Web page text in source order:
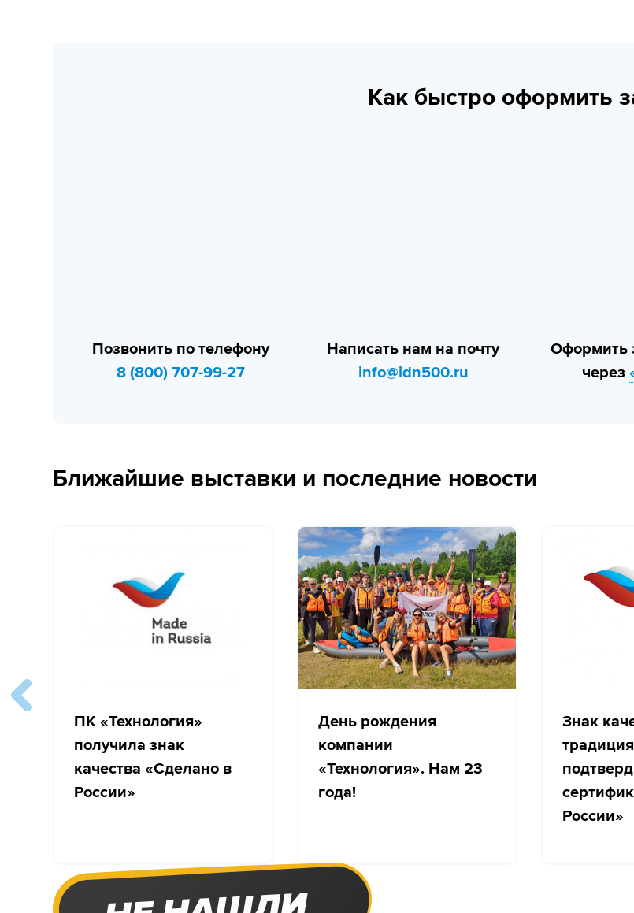
Как быстро оформить
Позвонить по телефону
8 (800) 707-99-27
Написать нам на почту
info@idn500.ru
Оформить
через
Ближайшие выставки и последние новости
ПК «Технология»
получила знак
качества «Сделано в
России»
День рождения
компании
«Технология». Нам 23
года!
Знак
России»